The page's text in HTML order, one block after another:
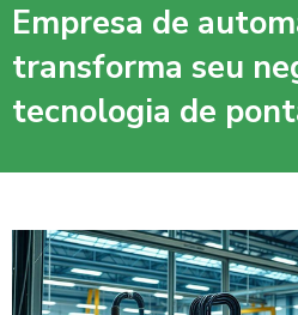
Empresa de
transforma seu
tecnologia de